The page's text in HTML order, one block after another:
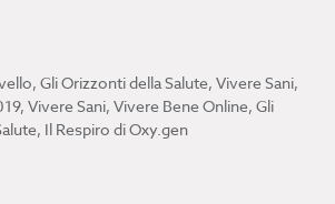
, Gli Orizzonti della Salute, Vivere Sani,
, Vivere Sani, Vivere Bene Online, Gli
, Il Respiro di Oxy.gen